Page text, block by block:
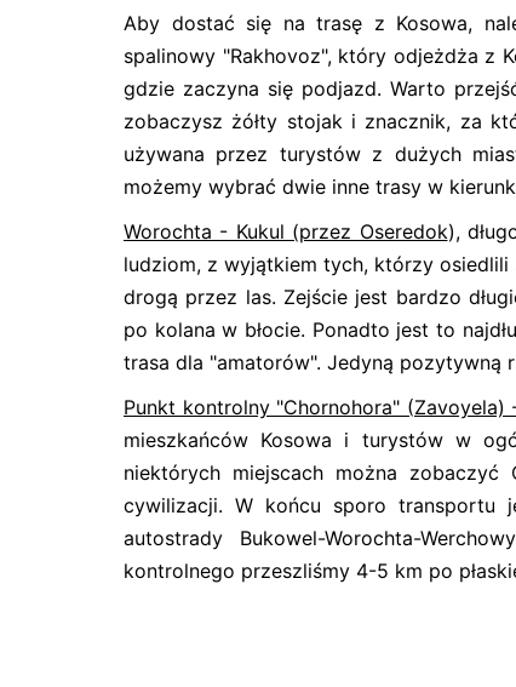
Aby dostać się na trasę z Kosowa,
spalinowy "Rakhovoz", który odjeżdża z
gdzie zaczyna się podjazd. Warto
zobaczysz żółty stojak i znacznik, za
używana przez turystów z dużych
możemy wybrać dwie inne trasy w
Worochta - Kukul (przez Oseredok),
ludziom, z wyjątkiem tych, którzy osiedlili
drogą przez las. Zejście jest bardzo
po kolana w błocie. Ponadto jest to
trasa dla "amatorów". Jedyną pozytywną
Punkt kontrolny "Chornohora" (Zavoyela)
mieszkańców Kosowa i turystów w
niektórych miejscach można
cywilizacji. W końcu sporo
autostrady Bukowel-Worochta-
kontrolnego przeszliśmy 4-5 km po